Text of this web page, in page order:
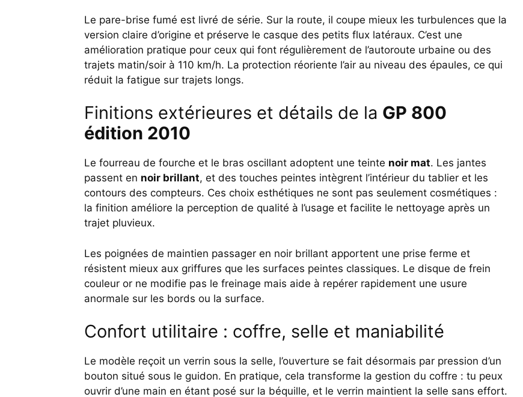
Le pare-brise fumé est livré de série. Sur la route, il coupe mieux les turbulences que la
version claire d’origine et préserve le casque des petits flux latéraux. C’est une
amélioration pratique pour ceux qui font régulièrement de l’autoroute urbaine ou des
trajets matin/soir à 110 km/h. La protection réoriente l’air au niveau des épaules, ce qui
réduit la fatigue sur trajets longs.
Finitions extérieures et détails de la GP 800
édition 2010
Le fourreau de fourche et le bras oscillant adoptent une teinte noir mat. Les jantes
passent en noir brillant, et des touches peintes intègrent l’intérieur du tablier et les
contours des compteurs. Ces choix esthétiques ne sont pas seulement cosmétiques :
la finition améliore la perception de qualité à l’usage et facilite le nettoyage après un
trajet pluvieux.
Les poignées de maintien passager en noir brillant apportent une prise ferme et
résistent mieux aux griffures que les surfaces peintes classiques. Le disque de frein
couleur or ne modifie pas le freinage mais aide à repérer rapidement une usure
anormale sur les bords ou la surface.
Confort utilitaire : coffre, selle et maniabilité
Le modèle reçoit un verrin sous la selle, l’ouverture se fait désormais par pression d’un
bouton situé sous le guidon. En pratique, cela transforme la gestion du coffre : tu peux
ouvrir d’une main en étant posé sur la béquille, et le verrin maintient la selle sans effort.